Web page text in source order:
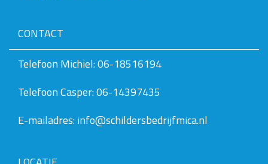
CONTACT
Telefoon Michiel: 06-18516194
Telefoon Casper: 06-14397435
E-mailadres: info@schildersbedrijfmica.nl